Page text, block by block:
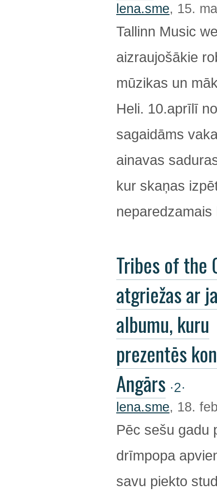
lena.sme, 15.
Tallinn Music
aizraujošākie
mūzikas un
Heli. 10.aprīlī
sagaidāms
ainavas
kur skaņas
Tribes of the
atgriežas ar
albumu, kuru
prezentēs
Angārs ·2·
lena.sme, 18.
Pēc sešu gadu
drīmpopa
savu piekto